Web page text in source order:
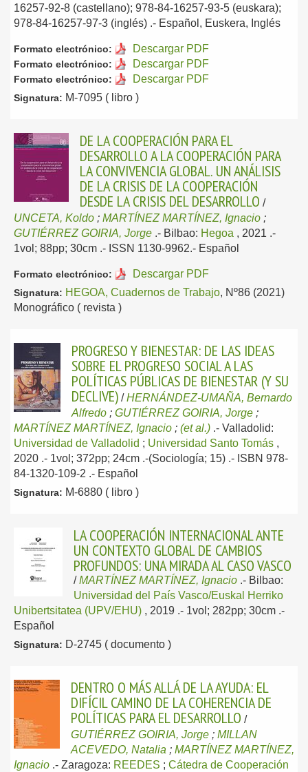
16257-92-8 (castellano); 978-84-16257-93-5 (euskara);
978-84-16257-97-3 (inglés) .- Español, Euskera, Inglés
Formato electrónico: Descargar PDF
Formato electrónico: Descargar PDF
Formato electrónico: Descargar PDF
Signatura: M-7095 ( libro )
DE LA COOPERACIÓN PARA EL
DESARROLLO A LA COOPERACIÓN PARA
LA CONVIVENCIA GLOBAL. UN ANÁLISIS
DE LA CRISIS DE LA COOPERACIÓN
DESDE LA CRISIS DEL DESARROLLO /
UNCETA, Koldo ; MARTÍNEZ MARTÍNEZ, Ignacio ;
GUTIÉRREZ GOIRIA, Jorge .- Bilbao: Hegoa , 2021 .-
1vol; 88pp; 30cm .- ISSN 1130-9962.- Español
Formato electrónico: Descargar PDF
Signatura: HEGOA, Cuadernos de Trabajo, Nº86 (2021)
Monográfico ( revista )
PROGRESO Y BIENESTAR: DE LAS IDEAS
SOBRE EL PROGRESO SOCIAL A LAS
POLÍTICAS PÚBLICAS DE BIENESTAR (Y SU
DECLIVE) /HERNÁNDEZ-UMAÑA, Bernardo
Alfredo ; GUTIÉRREZ GOIRIA, Jorge ;
MARTÍNEZ MARTÍNEZ, Ignacio ; (et al.) .- Valladolid:
Universidad de Valladolid ; Universidad Santo Tomás ,
2020 .- 1vol; 372pp; 24cm .-(Sociología; 15) .- ISBN 978-
84-1320-109-2 .- Español
Signatura: M-6880 ( libro )
LA COOPERACIÓN INTERNACIONAL ANTE
UN CONTEXTO GLOBAL DE CAMBIOS
PROFUNDOS: UNA MIRADA AL CASO VASCO
/MARTÍNEZ MARTÍNEZ, Ignacio .- Bilbao:
Universidad del País Vasco/Euskal Herriko
Unibertsitatea (UPV/EHU) , 2019 .- 1vol; 282pp; 30cm .-
Español
Signatura: D-2745 ( documento )
DENTRO O MÁS ALLÁ DE LA AYUDA: EL
DIFÍCIL CAMINO DE LA COHERENCIA DE
POLÍTICAS PARA EL DESARROLLO /
GUTIÉRREZ GOIRIA, Jorge ; MILLAN
ACEVEDO, Natalia ; MARTÍNEZ MARTÍNEZ,
Ignacio .- Zaragoza: REEDES ; Cátedra de Cooperación